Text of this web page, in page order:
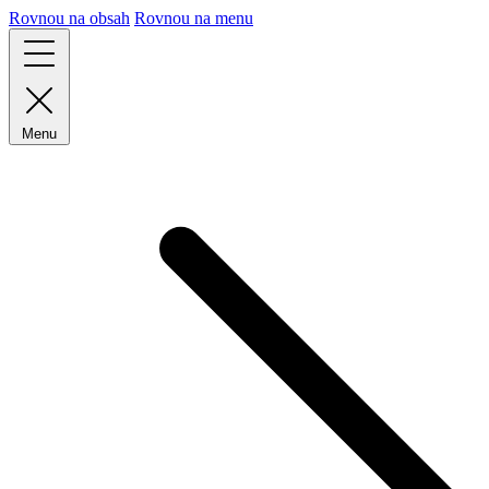
Rovnou na obsah Rovnou na menu
Menu